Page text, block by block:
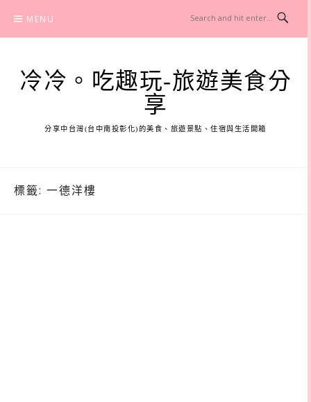
content
MENU
冷冷。吃趣玩-旅遊美食分
享
分享中台灣(台中南投彰化)的美食、旅遊景點、住宿與生活開箱
標籤: 一德洋樓